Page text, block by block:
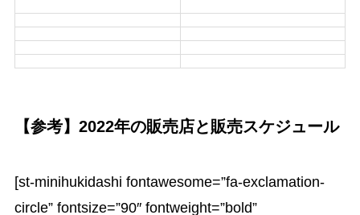
【参考】2022年の販売店と販売スケジュール
[st-minihukidashi fontawesome=”fa-exclamation-
circle” fontsize=”90″ fontweight=”bold”